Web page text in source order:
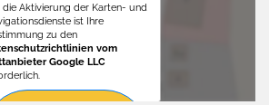
Detmold
die Aktivierung der Karten- und
ist Ihre
zu den
vom
Google LLC